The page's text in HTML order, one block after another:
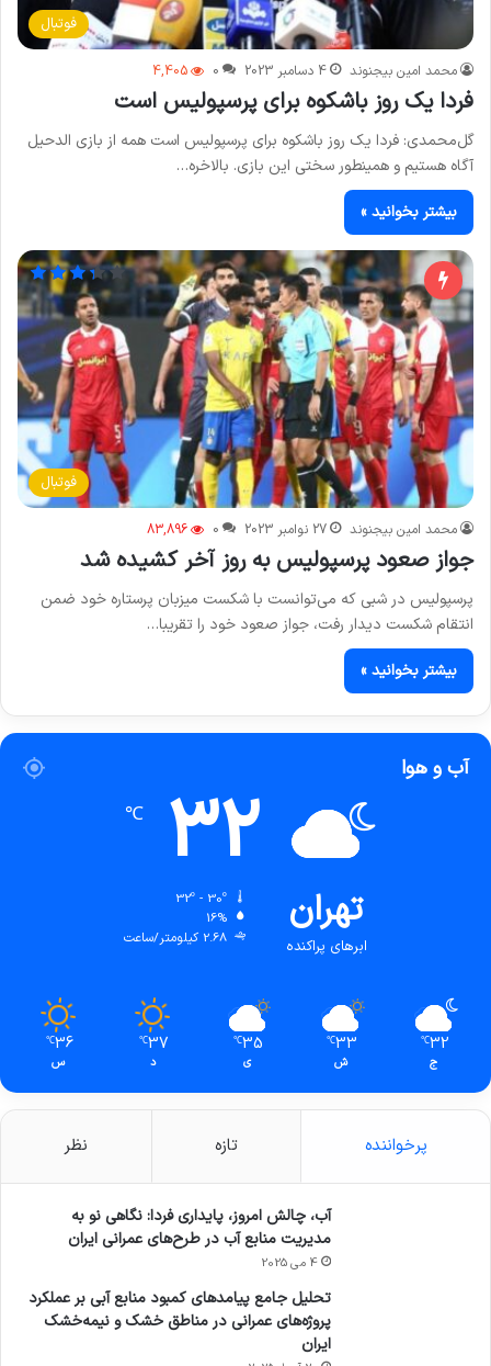
فوتبال
محمد امین بیجنوند 4 دسامبر 2023 0
4,405
فردا یک روز باشکوه برای پرسپولیس است
گل‌محمدی: فردا یک روز باشکوه برای پرسپولیس است همه از بازی الدحیل
آگاه هستیم و همینطور سختی این بازی. بالاخره…
بیشتر بخوانید »
فوتبال
محمد امین بیجنوند 27 نوامبر 2023 0
83,896
جواز صعود پرسپولیس به روز آخر کشیده شد
پرسپولیس در شبی که می‌توانست با شکست میزبان پرستاره خود ضمن
انتقام شکست دیدار رفت، جواز صعود خود را تقریبا…
بیشتر بخوانید »
آب و هوا
تهران
ابرهای پراکنده
32
℃
16%
2.68 کیلومتر/ساعت
32
℃
ج
33
℃
ش
35
℃
ی
37
℃
د
36
℃
س
پرخواننده تازه نظر
آب، چالش امروز، پایداری فردا: نگاهی نو به
مدیریت منابع آب در طرح‌های عمرانی ایران
4 می 2025
تحلیل جامع پیامدهای کمبود منابع آبی بر عملکرد
پروژه‌های عمرانی در مناطق خشک و نیمه‌خشک
ایران